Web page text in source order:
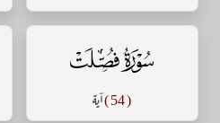
سورة فصلت
( 54 ) آية